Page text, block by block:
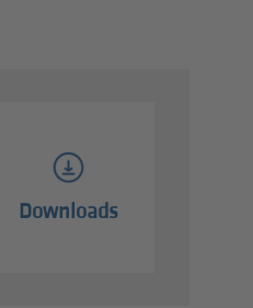
Downloads